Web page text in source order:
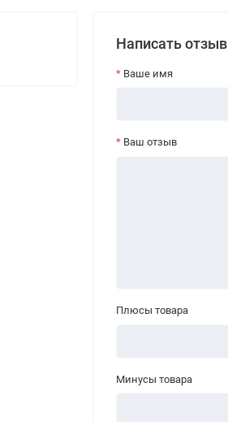
Написать отзыв
Ваше имя
Ваш отзыв
Плюсы товара
Минусы товара